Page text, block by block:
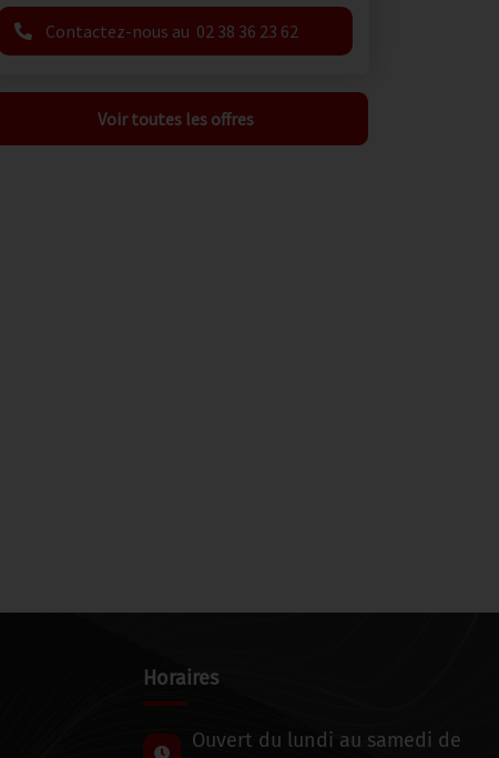
Contactez-nous au 02 38 36 23 62
Voir toutes les offres
Horaires
Ouvert du lundi au samedi de